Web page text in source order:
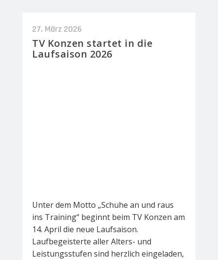
27. März 2026
TV Konzen startet in die
Laufsaison 2026
Unter dem Motto „Schuhe an und raus
ins Training“ beginnt beim TV Konzen am
14. April die neue Laufsaison.
Laufbegeisterte aller Alters- und
Leistungsstufen sind herzlich eingeladen,